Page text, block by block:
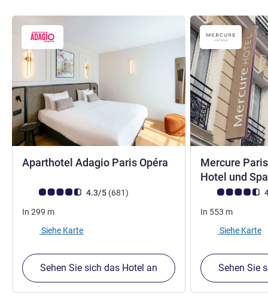
Aparthotel Adagio Paris Opéra 4 Sterne
Note Kundenmeinungen (Bewertung ALL)
4.3/5 (681Bewertungen
)
In 299 m
Siehe Karte
Sehen Sie sich das Hotel an
Mercure
Hotel und
Note
In 553 m
Siehe Karte
Sehen Sie